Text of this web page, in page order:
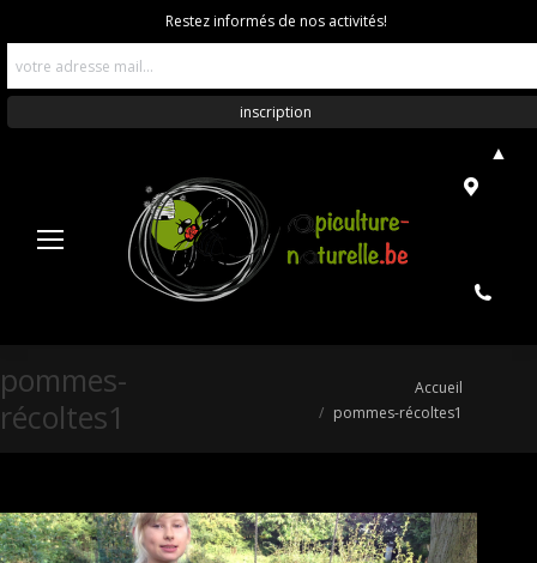
pommes-
récoltes1
Accueil
pommes-récoltes1
Restez informés de nos activités!
▲